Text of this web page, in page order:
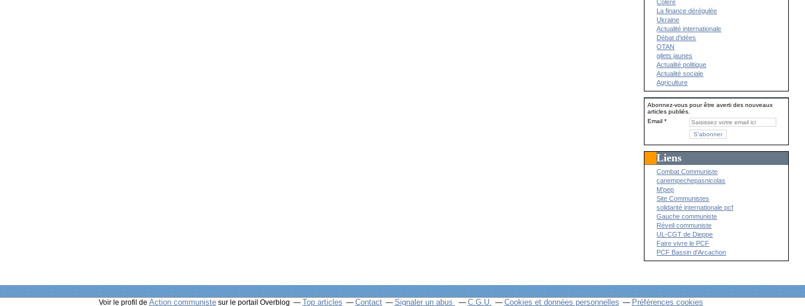
Colère
La finance dérégulée
Ukraine
Actualité internationale
Débat d'idées
OTAN
gilets jaunes
Actualité politique
Actualité sociale
Agriculture
Abonnez-vous pour être averti des nouveaux
articles publiés.
Email
Liens
Combat Communiste
canempechepasnicolas
M'pep
Site Communistes
solidarité internationale pcf
Gauche communiste
Réveil communiste
UL-CGT de Dieppe
Faire vivre le PCF
PCF Bassin d'Arcachon
Voir le profil de Action communistesur le portail Overblog Top articles Contact Signaler un abus C.G.U. Cookies et données personnelles Préférences cookies